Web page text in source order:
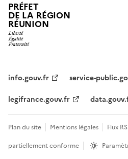
PRÉFET
DE LA RÉGION
RÉUNION
info.gouv.fr
service-
legifrance.gouv.fr
Plan du site Mentions légales Flux
partiellement conforme